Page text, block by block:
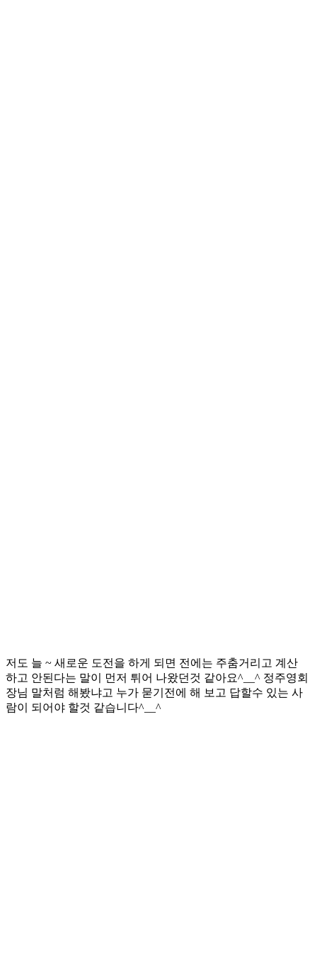
저도 늘 ~ 새로운 도전을 하게 되면 전에는 주춤거리고 계산
하고 안된다는 말이 먼저 튀어 나왔던것 같아요^__^ 정주영회
장님 말처럼 해봤냐고 누가 묻기전에 해 보고 답할수 있는 사
람이 되어야 할것 같습니다^__^